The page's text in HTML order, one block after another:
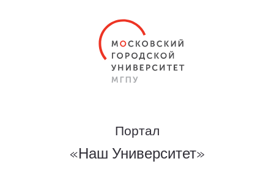
Портал
«Наш Университет»